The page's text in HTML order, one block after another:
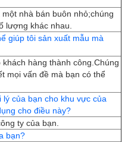
nhà bán buôn nhỏ;chúng
lượng khác nhau.
giúp tôi sản xuất mẫu mà
hàng thành công.Chúng
mọi vấn đề mà bạn có thể
của bạn cho khu vực của
cho điều này?
ty của bạn.
bạn?